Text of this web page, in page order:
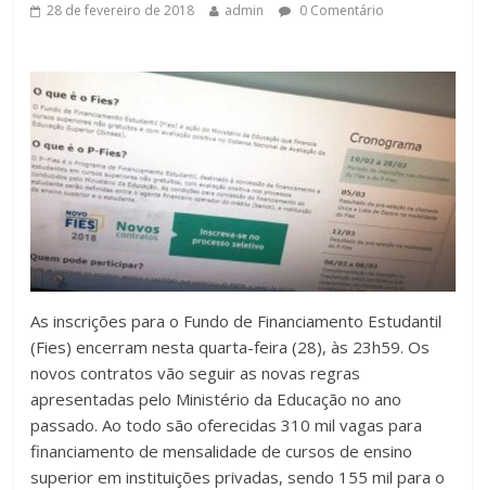
28 de fevereiro de 2018 admin 0 Comentário
As inscrições para o Fundo de Financiamento Estudantil
(Fies) encerram nesta quarta-feira (28), às 23h59. Os
novos contratos vão seguir as novas regras
apresentadas pelo Ministério da Educação no ano
passado. Ao todo são oferecidas 310 mil vagas para
financiamento de mensalidade de cursos de ensino
superior em instituições privadas, sendo 155 mil para o